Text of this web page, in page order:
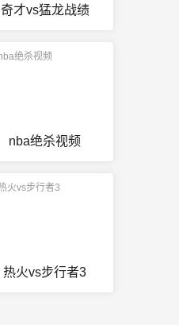
奇才vs猛龙战绩
nba绝杀视频
热火vs步行者3